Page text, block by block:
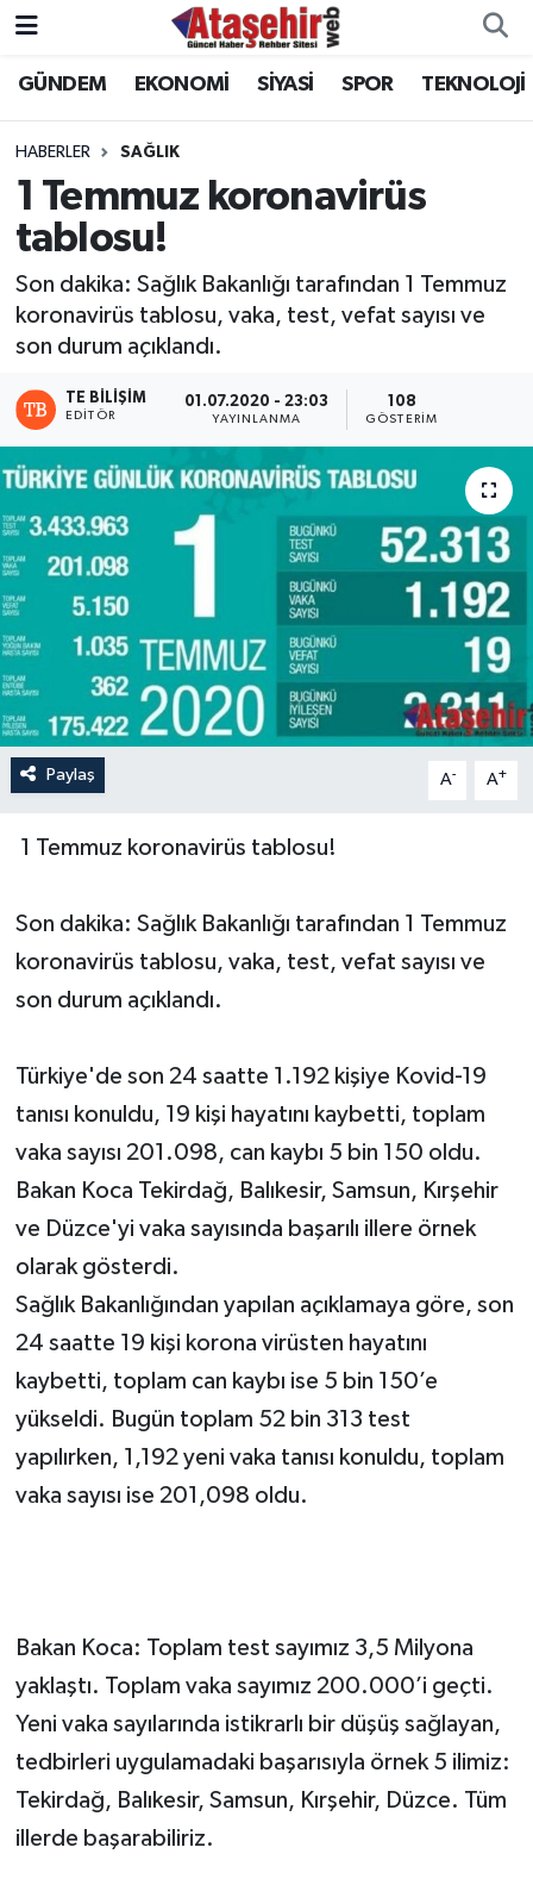
GÜNDEM EKONOMİ SİYASİ SPOR TEKNOLOJİ
HABERLER SAĞLIK
1 Temmuz koronavirüs
tablosu!
Son dakika: Sağlık Bakanlığı tarafından 1 Temmuz
koronavirüs tablosu, vaka, test, vefat sayısı ve
son durum açıklandı.
TE BILIŞIM
EDITÖR
01.07.2020 - 23:03
YAYINLANMA
108
GÖSTERIM
Paylaş A- A+
1 Temmuz koronavirüs tablosu!
Son dakika: Sağlık Bakanlığı tarafından 1 Temmuz
koronavirüs tablosu, vaka, test, vefat sayısı ve
son durum açıklandı.
Türkiye'de son 24 saatte 1.192 kişiye Kovid-19
tanısı konuldu, 19 kişi hayatını kaybetti, toplam
vaka sayısı 201.098, can kaybı 5 bin 150 oldu.
Bakan Koca Tekirdağ, Balıkesir, Samsun, Kırşehir
ve Düzce'yi vaka sayısında başarılı illere örnek
olarak gösterdi.
Sağlık Bakanlığından yapılan açıklamaya göre, son
24 saatte 19 kişi korona virüsten hayatını
kaybetti, toplam can kaybı ise 5 bin 150’e
yükseldi. Bugün toplam 52 bin 313 test
yapılırken, 1,192 yeni vaka tanısı konuldu, toplam
vaka sayısı ise 201,098 oldu.
Bakan Koca: Toplam test sayımız 3,5 Milyona
yaklaştı. Toplam vaka sayımız 200.000’i geçti.
Yeni vaka sayılarında istikrarlı bir düşüş sağlayan,
tedbirleri uygulamadaki başarısıyla örnek 5 ilimiz:
Tekirdağ, Balıkesir, Samsun, Kırşehir, Düzce. Tüm
illerde başarabiliriz.
Hava Durumu
Trafik Durumu
Süper Lig Puan Durumu ve Fikstür
Tüm Manşetler
Son Dakika Haberleri
Haber Arşivi